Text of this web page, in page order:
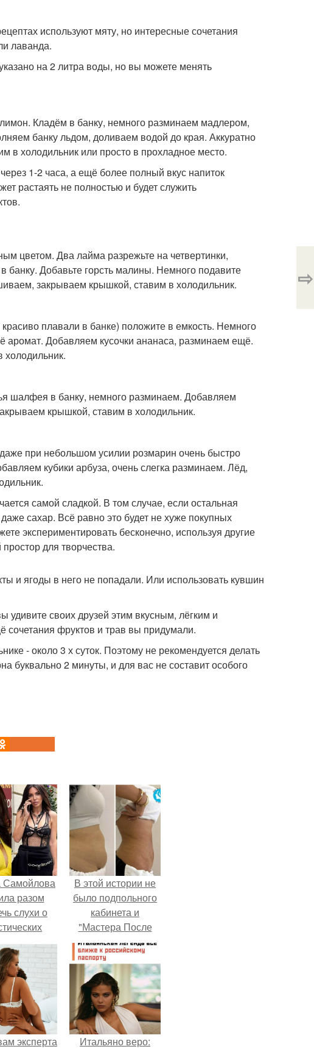
используют мяту, но интересные сочетания
лаванда.
на 2 литра воды, но вы можете менять
Кладём в банку, немного разминаем мадлером,
банку льдом, доливаем водой до края. Аккуратно
холодильник или просто в прохладное место.
1-2 часа, а ещё более полный вкус напиток
растаять не полностью и будет служить
цветом. Два лайма разрежьте на четвертинки,
банку. Добавьте горсть малины. Немного подавите
закрываем крышкой, ставим в холодильник.
плавали в банке) положите в емкость. Немного
Добавляем кусочки ананаса, разминаем ещё.
шалфея в банку, немного разминаем. Добавляем
крышкой, ставим в холодильник.
при небольшом усилии розмарин очень быстро
кубики арбуза, очень слегка разминаем. Лёд,
самой сладкой. В том случае, если остальная
сахар. Всё равно это будет не хуже покупных
экспериментировать бесконечно, используя другие
для творчества.
и ягоды в него не попадали. Или использовать кувшин
своих друзей этим вкусным, лёгким и
фруктов и трав вы придумали.
- около 3 х суток. Поэтому не рекомендуется делать
буквально 2 минуты, и для вас не составит особого
⇨
Самойлова
разом
слухи о
и
В этой истории не
было подпольного
кабинета и
"Мастера После
Двухнедельных
Курсов".
эксперта
Итальяно веро: